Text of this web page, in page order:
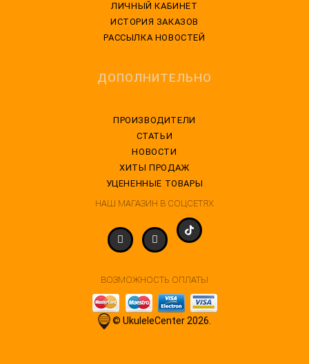
ЛИЧНЫЙ КАБИНЕТ
ИСТОРИЯ ЗАКАЗОВ
РАССЫЛКА НОВОСТЕЙ
ДОПОЛНИТЕЛЬНО
ПРОИЗВОДИТЕЛИ
СТАТЬИ
НОВОСТИ
ХИТЫ ПРОДАЖ
УЦЕНЕННЫЕ ТОВАРЫ
НАШ МАГАЗИН В СОЦСЕТЯХ
ВОЗМОЖНОСТЬ ОПЛАТЫ
© UkuleleCenter 2026.